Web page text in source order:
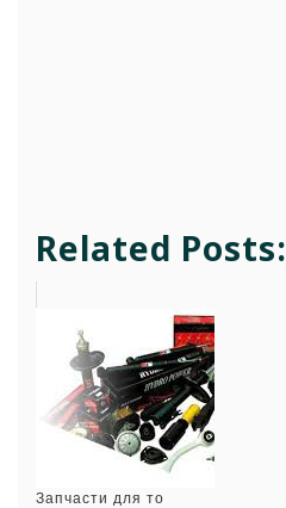
Related Posts:
Запчасти для то